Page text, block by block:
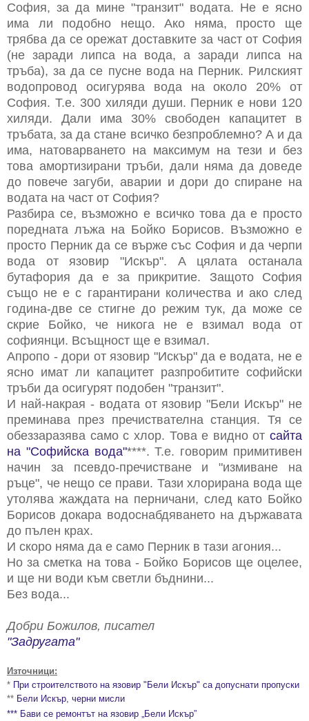
София, за да мине "транзит" водата. Не е ясно
има ли подобно нещо. Ако няма, просто ще
трябва да се орежат доставките за част от София
(не заради липса на вода, а заради липса на
тръба), за да се пусне вода на Перник. Рилският
водопровод осигурява вода на около 20% от
София. Т.е. 300 хиляди души. Перник е нови 120
хиляди. Дали има 30% свободен капацитет в
тръбата, за да стане всичко безпроблемно? А и да
има, натоварването на максимум на тези и без
това амортизирани тръби, дали няма да доведе
до повече загуби, аварии и дори до спиране на
водата на част от София?
Разбира се, възможно е всичко това да е просто
поредната лъжа на Бойко Борисов. Възможно е
просто Перник да се върже със София и да черпи
вода от язовир "Искър". А цялата останала
бутафория да е за прикритие. Защото София
също не е с гарантирани количества и ако след
година-две се стигне до режим тук, да може се
скрие Бойко, че никога не е взимал вода от
софиянци. Всъщност ще е взимал.
Апропо - дори от язовир "Искър" да е водата, не е
ясно имат ли капацитет разпробитите софийски
тръби да осигурят подобен "транзит".
И най-накрая - водата от язовир "Бели Искър" не
преминава през пречиствателна станция. Тя се
обеззаразява само с хлор. Това е видно от сайта
на "Софийска вода"****. Т.е. говорим примитивен
начин за псевдо-пречистване и "измиване на
ръце", че нещо се прави. Тази хлорирана вода ще
утолява жаждата на перничани, след като Бойко
Борисов докара водоснабдяването на държавата
до пълен крах.
И скоро няма да е само Перник в тази агония...
Но за сметка на това - Бойко Борисов ще оцелее,
и ще ни води към светли бъднини...
Без вода...
Добри Божилов, писател
"Задругата"
Източници:
* При строителството на язовир "Бели Искър" са допуснати пропуски
** Бели Искър, черни мисли
*** Бави се ремонтът на язовир „Бели Искър”